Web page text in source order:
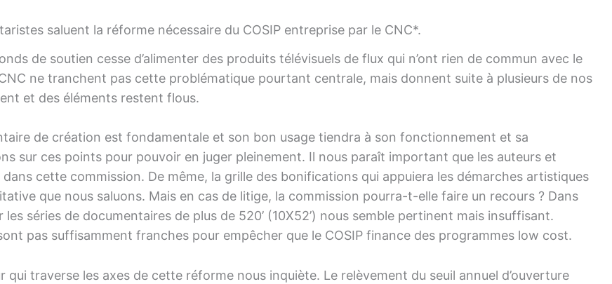
saluent la réforme nécessaire du COSIP entreprise par le CNC*.
de soutien cesse d’alimenter des produits télévisuels de flux qui n’ont rien de commun avec le
ne tranchent pas cette problématique pourtant centrale, mais donnent suite à plusieurs de nos
et des éléments restent flous.
de création est fondamentale et son bon usage tiendra à son fonctionnement et sa
sur ces points pour pouvoir en juger pleinement. Il nous paraît important que les auteurs et
cette commission. De même, la grille des bonifications qui appuiera les démarches artistiques
que nous saluons. Mais en cas de litige, la commission pourra-t-elle faire un recours ? Dans
séries de documentaires de plus de 520’ (10X52’) nous semble pertinent mais insuffisant.
pas suffisamment franches pour empêcher que le COSIP finance des programmes low cost.
traverse les axes de cette réforme nous inquiète. Le relèvement du seuil annuel d’ouverture